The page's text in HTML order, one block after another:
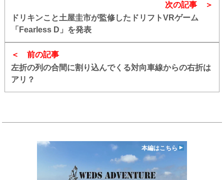
前の記事
左折の列の合間に割り込んでくる対向車線からの右折は
アリ？
次の記事
ドリキンこと土屋圭市が監修したドリフトVRゲーム
「Fearless D」を発表
本編はこちら